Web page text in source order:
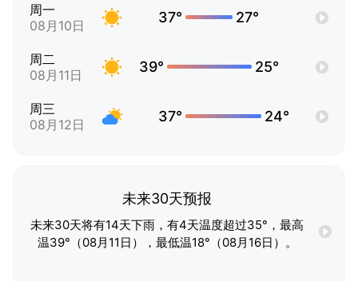
周一
08月10日
37° 27°
周二
08月11日
39° 25°
周三
08月12日
37° 24°
未来30天预报
未来30天将有14天下雨，有4天温度超过35°，最高
温39°（08月11日），最低温18°（08月16日）。